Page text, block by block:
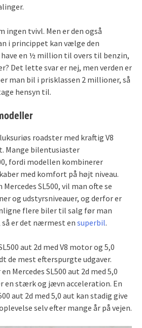
ingen tvivl. Men er den også
i princippet kan vælge den
have en ½ million til overs til benzin,
Det lette svar er nej, men verden er
man bil i prisklassen 2 millioner, så
hensyn til.
roadster med kraftig V8
Mange bilentusiaster
fordi modellen kombinerer
med komfort på højt niveau.
SL500, vil man ofte se
og udstyrsniveauer, og derfor er
flere biler til salg før man
er det nærmest en superbil.
aut 2d med V8 motor og 5,0
de mest efterspurgte udgaver.
Mercedes SL500 aut 2d med 5,0
en stærk og jævn acceleration. En
aut 2d med 5,0 aut kan stadig give
selv efter mange år på vejen.